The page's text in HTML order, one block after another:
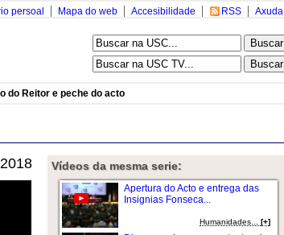
Axuda
RSS
Accesibilidade
Mapa do web
persoal
do Reitor e peche do acto
Vídeos da mesma serie:
Apertura do Acto e entrega das
Insignias Fonseca...
Humanidades...[+]